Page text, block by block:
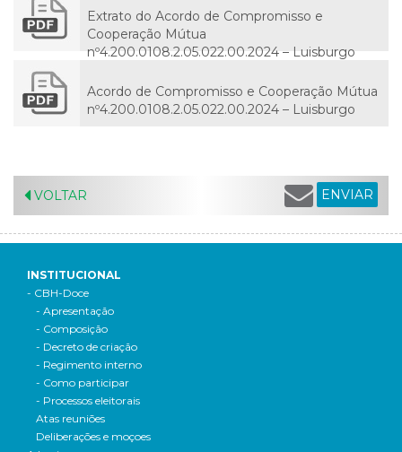
Extrato do Acordo de Compromisso e
Cooperação Mútua
nº4.200.0108.2.05.022.00.2024 – Luisburgo
Acordo de Compromisso e Cooperação Mútua
nº4.200.0108.2.05.022.00.2024 – Luisburgo
VOLTAR ENVIAR
INSTITUCIONAL
- CBH-Doce
- Apresentação
- Composição
- Decreto de criação
- Regimento interno
- Como participar
- Processos eleitorais
Atas reuniões
Deliberações e moçoes